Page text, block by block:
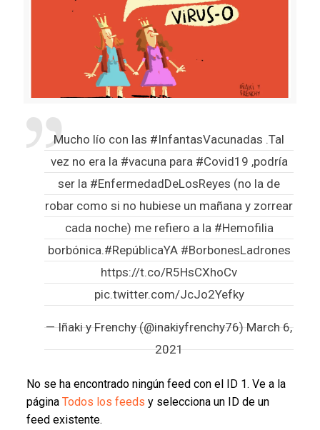
Mucho lío con las #InfantasVacunadas .Tal
vez no era la #vacuna para #Covid19 ,podría
ser la #EnfermedadDeLosReyes (no la de
robar como si no hubiese un mañana y zorrear
cada noche) me refiero a la #Hemofilia
borbónica.#RepúblicaYA #BorbonesLadrones
https://t.co/R5HsCXhoCv
pic.twitter.com/JcJo2Yefky
— Iñaki y Frenchy (@inakiyfrenchy76)March 6,
2021
No se ha encontrado ningún feed con el ID 1. Ve a la
página Todos los feeds y selecciona un ID de un
feed existente.